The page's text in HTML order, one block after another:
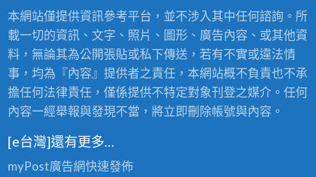
本網站僅提供資訊參考平台，並不涉入其中任何諮詢。所
載一切的資訊、文字、照片、圖形、廣告內容、或其他資
料，無論其為公開張貼或私下傳送，若有不實或違法情
事，均為『內容』提供者之責任，本網站概不負責也不承
擔任何法律責任，僅係提供不特定對象刊登之媒介。任何
內容一經舉報與發現不當，將立即刪除帳號與內容。
[e台灣]還有更多…
myPost廣告網快速發佈